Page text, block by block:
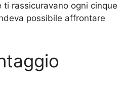
rassicuravano ogni cinque
possibile affrontare